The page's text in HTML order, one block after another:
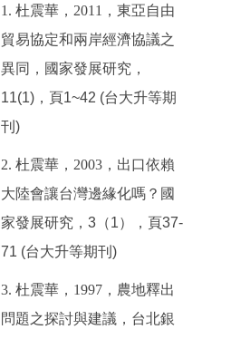
1.杜震華，2011 ，東亞自由
貿易協定和兩岸經濟協議之
異同，國家發展研究，
11(1)，頁1~42 (台大升等期
刊)
2.杜震華，2003 ，出口依賴
大陸會讓台灣邊緣化嗎？國
家發展研究，3（1），頁37-
71 (台大升等期刊)
3.杜震華，1997 ，農地釋出
問題之探討與建議，台北銀